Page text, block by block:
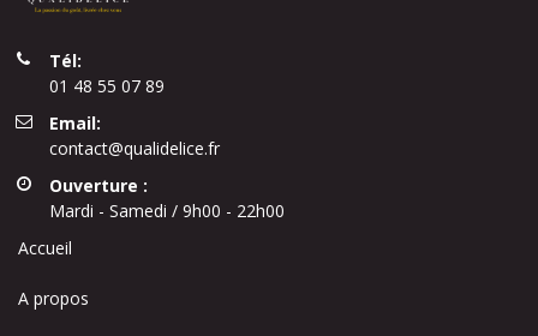
Tél:
01 48 55 07 89
Email:
contact@qualidelice.fr
Ouverture :
Mardi - Samedi / 9h00 - 22h00
Accueil
A propos